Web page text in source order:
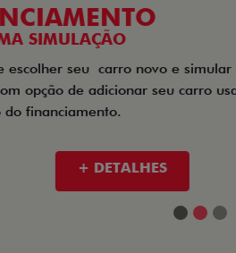
VENDAS
DIRETAS
Descubra as melhores soluções
Fiat para empresas, produtores
categorias de negócios.
+ DETALHES